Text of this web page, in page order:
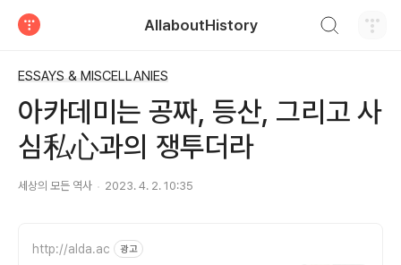
AllaboutHistory
ESSAYS & MISCELLANIES
아카데미는 공짜, 등산, 그리고 사
심私心과의 쟁투더라
세상의 모든 역사 2023. 4. 2. 10:35
http://alda.ac 광고